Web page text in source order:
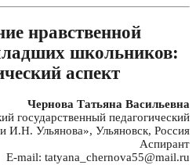
нравственной
школьников:
аспект
Чернова Татьяна Васильевна
государственный педагогический
И.Н. Ульянова», Ульяновск, Россия
Аспирант
E-mail: tatyana_chernova55@mail.ru